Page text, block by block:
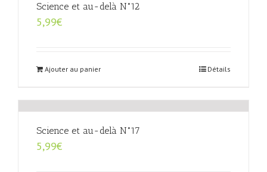
Science et au-delà N°12
5,99€
Ajouter au panier Détails
Science et au-delà N°17
5,99€